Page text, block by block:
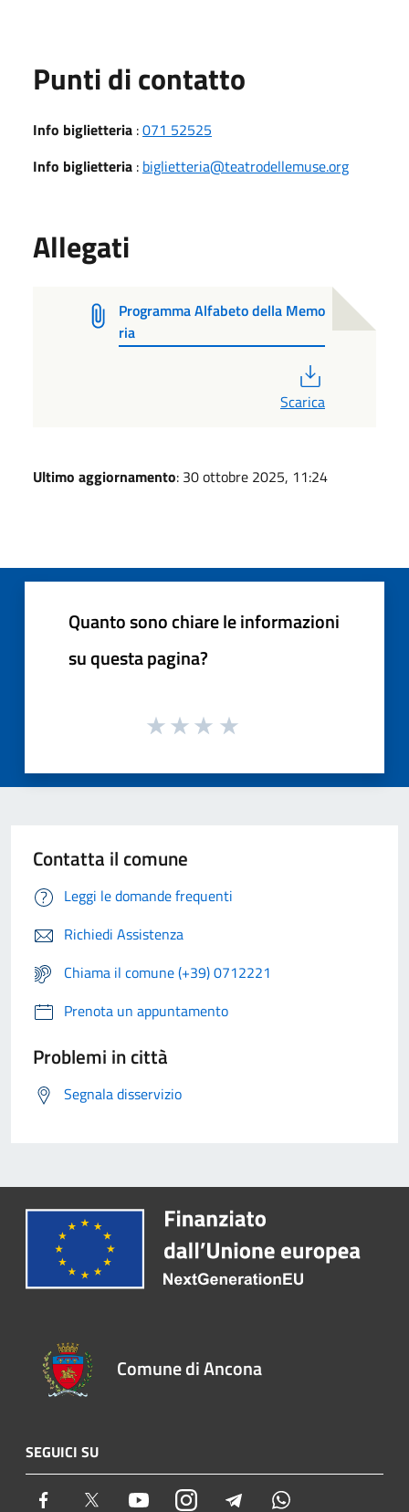
Punti di contatto
Info biglietteria :071 52525
Info biglietteria : biglietteria@teatrodellemuse.org
Allegati
Programma Alfabeto della Memo
ria
Scarica
Ultimo aggiornamento: 30 ottobre 2025, 11:24
Quanto sono chiare le informazioni
su questa pagina?
Contatta il comune
Leggi le domande frequenti
Richiedi Assistenza
Chiama il comune (+39) 0712221
Prenota un appuntamento
Problemi in città
Segnala disservizio
Comune di Ancona
SEGUICI SU
Facebook Twitter YoutubeInstagram Telegram